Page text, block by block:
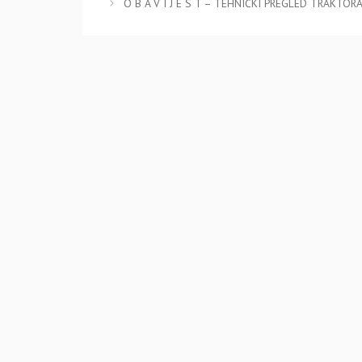
O B A V I J E S T – TEHNIČKI PREGLED